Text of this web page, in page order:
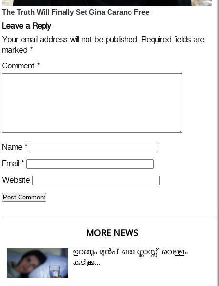
Leave a Reply
Your email address will not be published. Required fields are
marked *
Comment *
Name *
Email *
Website
MORE NEWS
ഉറങ്ങും മുന്‍പ് ഒരു ഗ്ലാസ്സ് വെള്ളം
കുടിക്കൂ...